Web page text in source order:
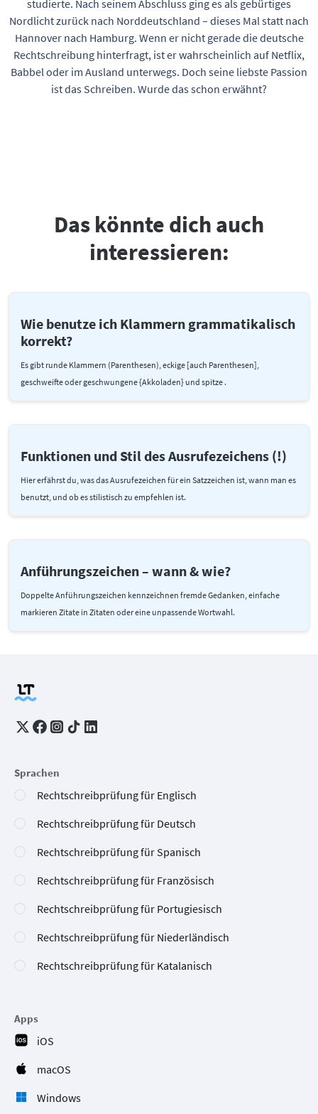
studierte. Nach seinem Abschluss ging es als gebürtiges
Nordlicht zurück nach Norddeutschland – dieses Mal statt nach
Hannover nach Hamburg. Wenn er nicht gerade die deutsche
Rechtschreibung hinterfragt, ist er wahrscheinlich auf Netflix,
Babbel oder im Ausland unterwegs. Doch seine liebste Passion
ist das Schreiben. Wurde das schon erwähnt?
Das könnte dich auch
interessieren:
Wie benutze ich Klammern grammatikalisch
korrekt?
Es gibt runde Klammern (Parenthesen), eckige [auch Parenthesen],
geschweifte oder geschwungene {Akkoladen} und spitze .
Funktionen und Stil des Ausrufezeichens (!)
Hier erfährst du, was das Ausrufezeichen für ein Satzzeichen ist, wann man es
benutzt, und ob es stilistisch zu empfehlen ist.
Anführungszeichen – wann & wie?
Doppelte Anführungszeichen kennzeichnen fremde Gedanken, einfache
markieren Zitate in Zitaten oder eine unpassende Wortwahl.
Sprachen
Rechtschreibprüfung für Englisch
Rechtschreibprüfung für Deutsch
Rechtschreibprüfung für Spanisch
Rechtschreibprüfung für Französisch
Rechtschreibprüfung für Portugiesisch
Rechtschreibprüfung für Niederländisch
Rechtschreibprüfung für Katalanisch
Apps
iOS
macOS
Windows